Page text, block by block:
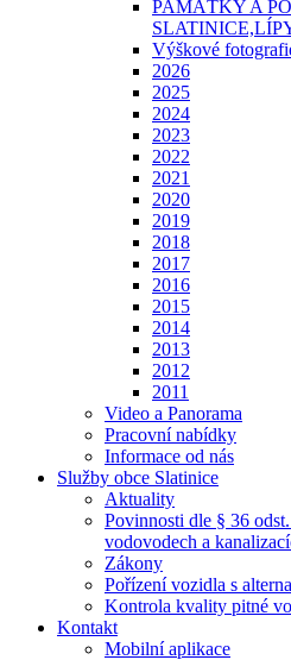
PAMÁTKY A
Výškové
2026
2025
2024
2023
2022
2021
2020
2019
2018
2017
2016
2015
2014
2013
2012
2011
Video a Panorama
Pracovní nabídky
Informace od nás
Služby obce Slatinice
Aktuality
Povinnosti dle § 36
vodovodech a
Zákony
Pořízení vozidla s
Kontrola kvality pitné
Kontakt
Mobilní aplikace